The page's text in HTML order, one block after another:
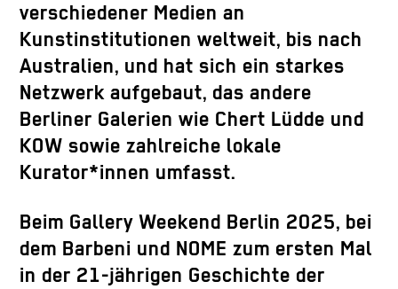
verschiedener Medien an
Kunstinstitutionen weltweit, bis nach
Australien, und hat sich ein starkes
Netzwerk aufgebaut, das andere
Berliner Galerien wie Chert Lüdde und
KOW sowie zahlreiche lokale
Kurator*innen umfasst.
Beim Gallery Weekend Berlin 2025, bei
dem Barbeni und NOME zum ersten Mal
in der 21-jährigen Geschichte der